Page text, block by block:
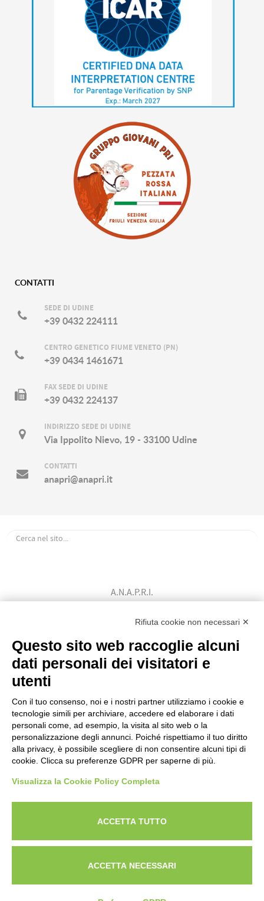
CONTATTI
SEDE DI UDINE
+39 0432 224111
CENTRO GENETICO FIUME VENETO (PN)
+39 0434 1461671
FAX SEDE DI UDINE
+39 0432 224137
INDIRIZZO SEDE DI UDINE
Via Ippolito Nievo, 19 - 33100 Udine
CONTATTI
anapri@anapri.it
A.N.A.P.R.I.
Bovini di Razza Pezzata Rossa Italiana
Codice Fiscale: 80009310303
Powered byANAPRI Webmaster
Rifiuta cookie non necessari ✕
Questo sito web raccoglie alcuni
dati personali dei visitatori e
utenti
Con il tuo consenso, noi e i nostri partner utilizziamo i cookie e
tecnologie simili per archiviare, accedere ed elaborare i dati
personali come, ad esempio, la visita al sito web o la
personalizzazione degli annunci. Poiché rispettiamo il tuo diritto
alla privacy, è possibile scegliere di non consentire alcuni tipi di
cookie. Clicca su preferenze GDPR per saperne di più.
Visualizza la Cookie Policy Completa
ACCETTA TUTTO
ACCETTA NECESSARI